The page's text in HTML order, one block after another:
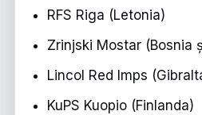
RFS Riga (Letonia)
Zrinjski Mostar (Bosnia
Lincol Red Imps
KuPS Kuopio (Finlanda)